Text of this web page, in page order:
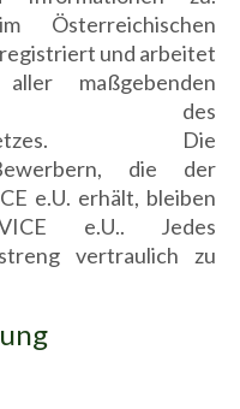
Österreichischen
und arbeitet
maßgebenden
des
Die
die der
e.U. erhält, bleiben
e.U.. Jedes
vertraulich zu